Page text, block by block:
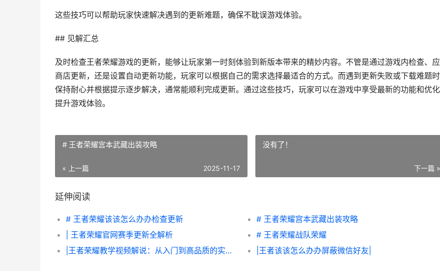
这些技巧可以帮助玩家快速解决遇到的更新难题，确保不耽误游戏体验。
## 见解汇总
及时检查王者荣耀游戏的更新，能够让玩家第一时刻体验到新版本带来的精妙内容。不管是通过游戏内检查、
商店更新，还是设置自动更新功能，玩家可以根据自己的需求选择最适合的方式。而遇到更新失败或下载难题
保持耐心并根据提示逐步解决，通常能顺利完成更新。通过这些技巧，玩家可以在游戏中享受最新的功能和优
提升游戏体验。
# 王者荣耀宫本武藏出装攻略
« 上一篇 2025-11-17
没有了！
下一篇 »
延伸阅读
# 王者荣耀该该怎么办办检查更新
# 王者荣耀宫本武藏出装攻略
| 王者荣耀官网赛季更新全解析
# 王者荣耀战队荣耀
|王者荣耀教学视频解说：从入门到高品质的实战技巧分享|
|王者该该怎么办办屏蔽微信好友|